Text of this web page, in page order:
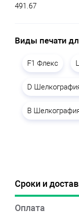
491.67
Виды печати
F1 Флекс
D
B
Сроки и
Оплата